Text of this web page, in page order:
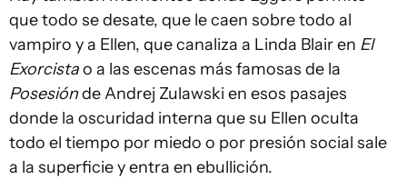
que todo se desate, que le caen sobre todo al
vampiro y a Ellen, que canaliza a Linda Blair en El
Exorcistao a las escenas más famosas de la
Posesiónde Andrej Zulawski en esos pasajes
donde la oscuridad interna que su Ellen oculta
todo el tiempo por miedo o por presión social sale
a la superficie y entra en ebullición.